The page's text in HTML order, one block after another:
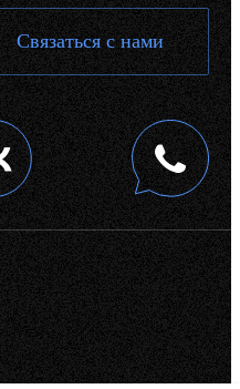
Связаться с нами